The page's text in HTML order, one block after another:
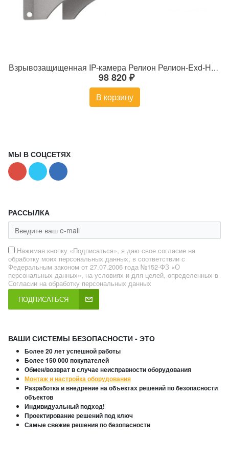
Взрывозащищенная IP-камера Релион Релион-Exd-Н-100-ИК-IP5Мп3.6mm-PoE-МК-TR
98 820 ₽
В корзину
МЫ В СОЦСЕТЯХ
РАССЫЛКА
Нажимая кнопку «Подписаться», я даю свое согласие на
обработку моих персональных данных, в соответствии с
Федеральным законом от 27.07.2006 года №152-ФЗ «О
персональных данных», на условиях и для целей, определенных в
Согласии на обработку персональных данных
ПОДПИСАТЬСЯ
ВАШИ СИСТЕМЫ БЕЗОПАСНОСТИ - ЭТО
Более 20 лет успешной работы
Более 150 000 покупателей
Обмен/возврат в случае неисправности оборудования
Монтаж и настройка оборудования
Разработка и внедрение на объектах решений по безопасности
объектов
Индивидуальный подход!
Проектирование решений под ключ
Самые свежие решения по безопасности